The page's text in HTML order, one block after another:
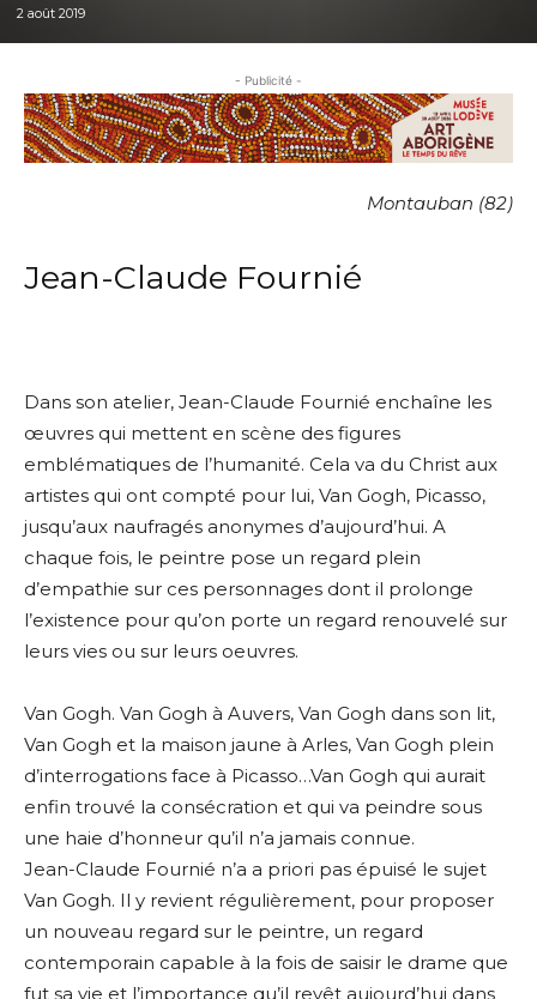
2 août 2019
- Publicité -
Montauban (82)
Jean-Claude Fournié
Dans son atelier, Jean-Claude Fournié enchaîne les
œuvres qui mettent en scène des figures
emblématiques de l’humanité. Cela va du Christ aux
artistes qui ont compté pour lui, Van Gogh, Picasso,
jusqu’aux naufragés anonymes d’aujourd’hui. A
chaque fois, le peintre pose un regard plein
d’empathie sur ces personnages dont il prolonge
l’existence pour qu’on porte un regard renouvelé sur
leurs vies ou sur leurs oeuvres.
Van Gogh. Van Gogh à Auvers, Van Gogh dans son lit,
Van Gogh et la maison jaune à Arles, Van Gogh plein
d’interrogations face à Picasso…Van Gogh qui aurait
enfin trouvé la consécration et qui va peindre sous
une haie d’honneur qu’il n’a jamais connue.
Jean-Claude Fournié n’a a priori pas épuisé le sujet
Van Gogh. Il y revient régulièrement, pour proposer
un nouveau regard sur le peintre, un regard
contemporain capable à la fois de saisir le drame que
fut sa vie et l’importance qu’il revêt aujourd’hui dans